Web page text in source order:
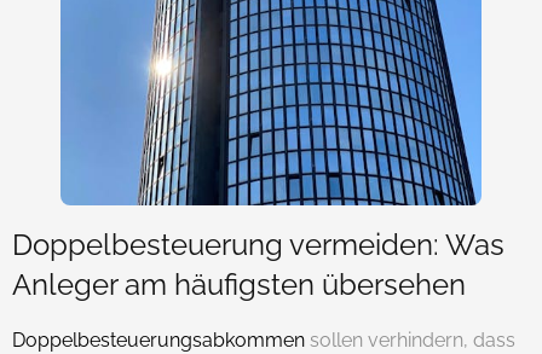
Doppelbesteuerung vermeiden: Was
Anleger am häufigsten übersehen
Doppelbesteuerungsabkommen sollen verhindern, dass